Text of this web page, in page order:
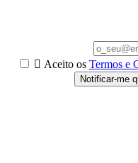
 Aceito os Termos e
Notificar-me